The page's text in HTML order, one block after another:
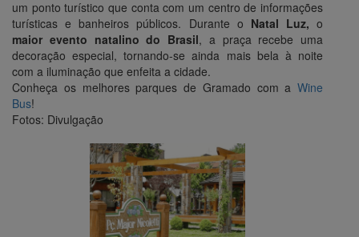
um ponto turístico que conta com um centro de informações
turísticas e banheiros públicos. Durante o Natal Luz, o
maior evento natalino do Brasil, a praça recebe uma
decoração especial, tornando-se ainda mais bela à noite
com a iluminação que enfeita a cidade.
Conheça os melhores parques de Gramado com a Wine
Bus!
Fotos: Divulgação